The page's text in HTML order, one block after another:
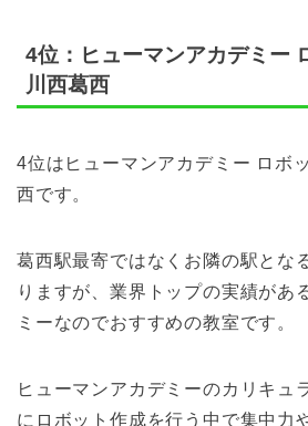
4位：ヒューマンアカデミー
川西葛西
4位はヒューマンアカデミー ロボ
西です。
葛西駅最寄ではなくお隣の駅とな
りますが、業界トップの実績があ
ミーなのでおすすめの教室です。
ヒューマンアカデミーのカリキュ
にロボット作成を行う中で集中力